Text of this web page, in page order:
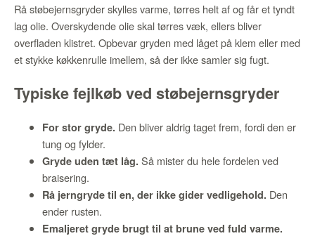
Rå støbejernsgryder skylles varme, tørres helt af og får et tyndt
lag olie. Overskydende olie skal tørres væk, ellers bliver
overfladen klistret. Opbevar gryden med låget på klem eller med
et stykke køkkenrulle imellem, så der ikke samler sig fugt.
Typiske fejlkøb ved støbejernsgryder
For stor gryde. Den bliver aldrig taget frem, fordi den er
tung og fylder.
Gryde uden tæt låg. Så mister du hele fordelen ved
braisering.
Rå jerngryde til en, der ikke gider vedligehold. Den
ender rusten.
Emaljeret gryde brugt til at brune ved fuld varme.